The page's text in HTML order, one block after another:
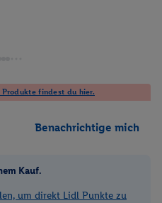
findest du hier.
Benachrichtige mich
Kauf.
um direkt Lidl Punkte zu